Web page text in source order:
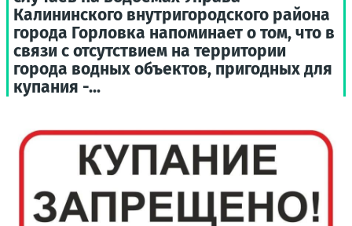
Калининского внутригородского района
города Горловка напоминает о том, что в
связи с отсутствием на территории
города водных объектов, пригодных для
купания -...